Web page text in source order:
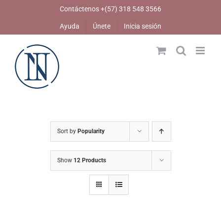
Contáctenos +(57) 318 548 3566
Ayuda Únete Inicia sesión
Sort by Popularity
Show 12 Products